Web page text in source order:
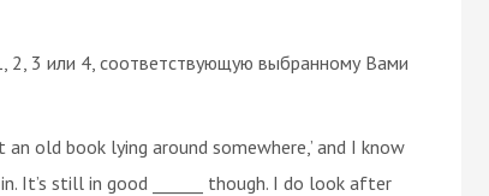
2, 3 или 4, соответствующую выбранному Вами
old book lying around somewhere,’ and I know
It’s still in good ______ though. I do look after